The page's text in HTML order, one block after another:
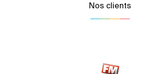
Nos clients